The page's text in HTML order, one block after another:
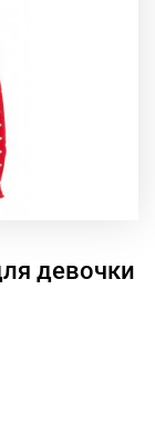
девочки